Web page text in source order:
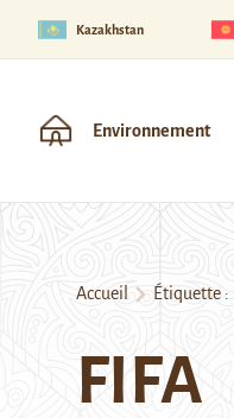
Kazakhstan
Environnement
Accueil Étiquette :
FIFA